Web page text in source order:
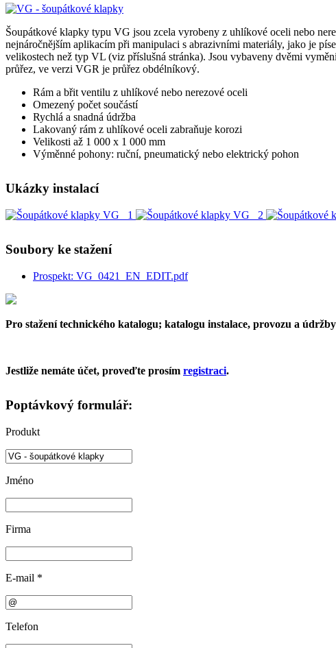
Šoupátkové klapky typu VG jsou zcela vyrobeny z uhlíkové oceli nebo
nejnáročnějším aplikacím při manipulaci s abrazivními materiály, jako je
velikostech než typ VL (viz příslušná stránka). Jsou vybaveny dvěmi
průřez, ve verzi VGR je průřez obdélníkový.
Rám a břit ventilu z uhlíkové nebo nerezové oceli
Omezený počet součástí
Rychlá a snadná údržba
Lakovaný rám z uhlíkové oceli zabraňuje korozi
Velikosti až 1 000 x 1 000 mm
Výměnné pohony: ruční, pneumatický nebo elektrický pohon
Ukázky instalací
Soubory ke stažení
Prospekt: VG_0421_EN_EDIT.pdf
Pro stažení technického katalogu; katalogu instalace, provozu a
Jestliže nemáte účet, proveďte prosím registraci.
Poptávkový formulář:
Produkt
Jméno
Firma
E-mail *
Telefon